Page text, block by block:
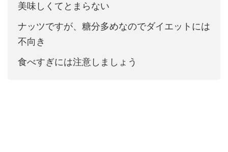
美味しくてとまらない
ナッツですが、糖分多めなのでダイエットには
不向き
食べすぎには注意しましょう